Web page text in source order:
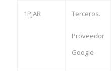
1PJAR Terceros.
Proveedor
Google